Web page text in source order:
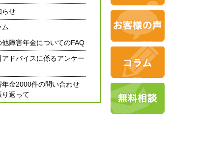
らせ
ム
他障害年金についてのFAQ
アドバイスに係るアンケー
年金2000件の問い合わせ
り返って